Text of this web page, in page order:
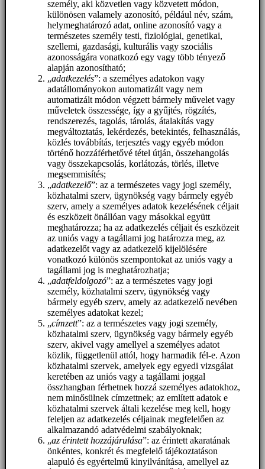
személy, aki közvetlen vagy közvetett módon,
különösen valamely azonosító, például név, szám,
helymeghatározó adat, online azonosító vagy a
természetes személy testi, fiziológiai, genetikai,
szellemi, gazdasági, kulturális vagy szociális
azonosságára vonatkozó egy vagy több tényező
alapján azonosítható;
„adatkezelés”: a személyes adatokon vagy
adatállományokon automatizált vagy nem
automatizált módon végzett bármely művelet vagy
műveletek összessége, így a gyűjtés, rögzítés,
rendszerezés, tagolás, tárolás, átalakítás vagy
megváltoztatás, lekérdezés, betekintés, felhasználás,
közlés továbbítás, terjesztés vagy egyéb módon
történő hozzáférhetővé tétel útján, összehangolás
vagy összekapcsolás, korlátozás, törlés, illetve
megsemmisítés;
„adatkezelő”: az a természetes vagy jogi személy,
közhatalmi szerv, ügynökség vagy bármely egyéb
szerv, amely a személyes adatok kezelésének céljait
és eszközeit önállóan vagy másokkal együtt
meghatározza; ha az adatkezelés céljait és eszközeit
az uniós vagy a tagállami jog határozza meg, az
adatkezelőt vagy az adatkezelő kijelölésére
vonatkozó különös szempontokat az uniós vagy a
tagállami jog is meghatározhatja;
„adatfeldolgozó”: az a természetes vagy jogi
személy, közhatalmi szerv, ügynökség vagy
bármely egyéb szerv, amely az adatkezelő nevében
személyes adatokat kezel;
„címzett”: az a természetes vagy jogi személy,
közhatalmi szerv, ügynökség vagy bármely egyéb
szerv, akivel vagy amellyel a személyes adatot
közlik, függetlenül attól, hogy harmadik fél-e. Azon
közhatalmi szervek, amelyek egy egyedi vizsgálat
keretében az uniós vagy a tagállami joggal
összhangban férhetnek hozzá személyes adatokhoz,
nem minősülnek címzettnek; az említett adatok e
közhatalmi szervek általi kezelése meg kell, hogy
feleljen az adatkezelés céljainak megfelelően az
alkalmazandó adatvédelmi szabályoknak;
„az érintett hozzájárulása”: az érintett akaratának
önkéntes, konkrét és megfelelő tájékoztatáson
alapuló és egyértelmű kinyilvánítása, amellyel az